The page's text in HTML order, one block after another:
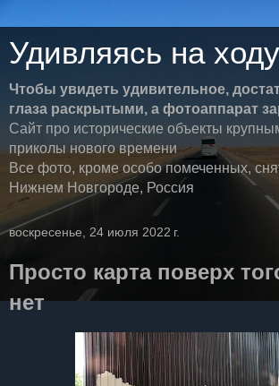
Удивляясь на ходу
Чтобы увидеть удивительное,
глаза раскрытыми, а фотоаппарат
Сайт про исторические объекты
приколы нового времени
Все фото, кроме особо помеченных,
Нижнем Новгороде, Россия
воскресенье, 24 июля 2022 г.
Просто карта поверх
нет